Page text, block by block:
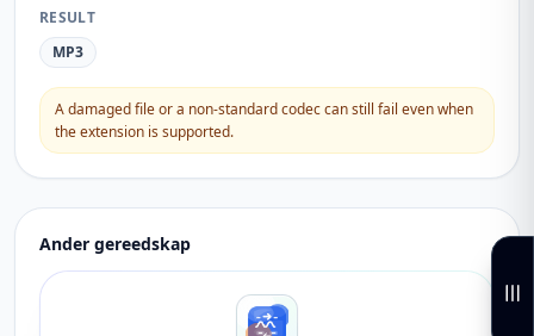
RESULT
MP3
A damaged file or a non-standard codec can still fail even when
the extension is supported.
Ander gereedskap